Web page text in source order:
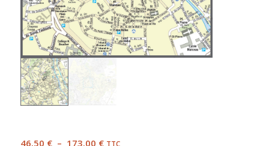
46.50 € – 173.00 €Plage
TTC